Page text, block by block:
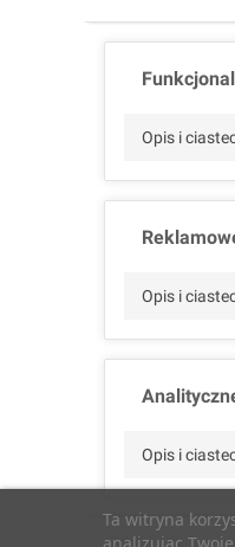
Ta witryna
Opis i
Opis i
Opis i